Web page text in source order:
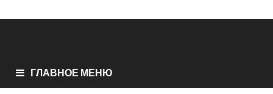
ГЛАВНОЕ МЕНЮ